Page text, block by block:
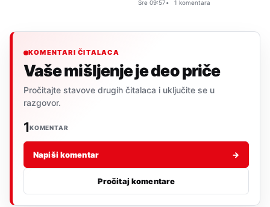
Sre 09:57 1 komentara
KOMENTARI ČITALACA
Vaše mišljenje je deo priče
Pročitajte stavove drugih čitalaca i uključite se u
razgovor.
1KOMENTAR
Napiši komentar →
Pročitaj komentare